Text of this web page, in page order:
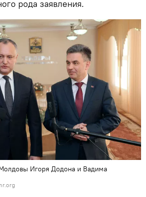
рода заявления.
Игоря Додона и Вадима